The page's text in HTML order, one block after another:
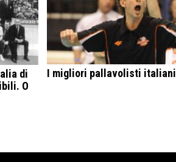
di
O
I migliori pallavolisti italiani